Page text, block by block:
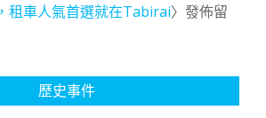
租車人氣首選就在Tabirai〉發佈留
歷史事件